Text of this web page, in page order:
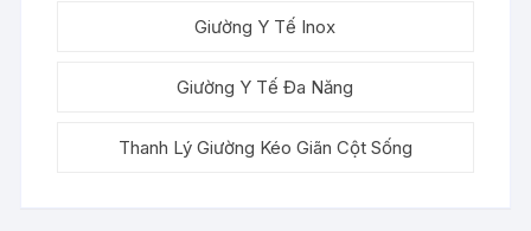
Giường Y Tế Inox
Giường Y Tế Đa Năng
Thanh Lý Giường Kéo Giãn Cột Sống